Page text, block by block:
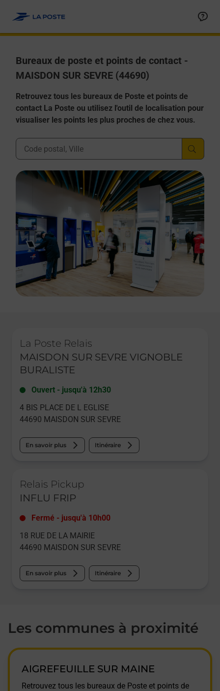
Bureaux de poste et points de contact -
MAISDON SUR SEVRE (44690)
Retrouvez tous les bureaux de Poste et points de
contact La Poste ou utilisez l'outil de localisation pour
visualiser les points les plus proches de chez vous.
Ville, Département, Code Postal
La Poste Relais
MAISDON SUR SEVRE VIGNOBLE
BURALISTE
Ouvert - jusqu'à 12h30
4 BIS PLACE DE L EGLISE
44690 MAISDON SUR SEVRE
En savoir plus Itinéraire
Relais Pickup
INFLU FRIP
Fermé - jusqu'à 10h00
18 RUE DE LA MAIRIE
44690 MAISDON SUR SEVRE
En savoir plus Itinéraire
Les communes à proximité
AIGREFEUILLE SUR MAINE
Retrouvez tous les bureaux de Poste et points de